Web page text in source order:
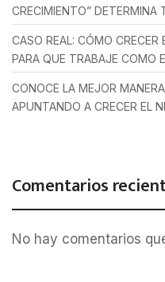
CRECIMIENTO” DETERMINA
CASO REAL: CÓMO CRECER
PARA QUE TRABAJE COMO
CONOCE LA MEJOR
APUNTANDO A CRECER EL
Comentarios
No hay comentarios